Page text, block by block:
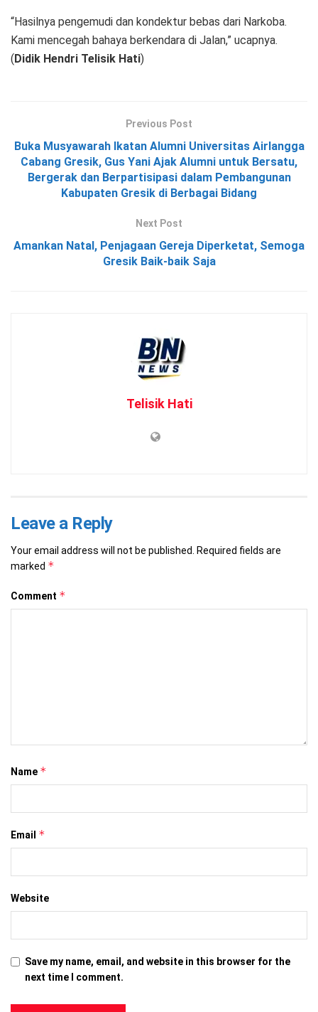
“Hasilnya pengemudi dan kondektur bebas dari Narkoba.
Kami mencegah bahaya berkendara di Jalan,” ucapnya.
(Didik Hendri Telisik Hati)
Previous Post
Buka Musyawarah Ikatan Alumni Universitas Airlangga
Cabang Gresik, Gus Yani Ajak Alumni untuk Bersatu,
Bergerak dan Berpartisipasi dalam Pembangunan
Kabupaten Gresik di Berbagai Bidang
Next Post
Amankan Natal, Penjagaan Gereja Diperketat, Semoga
Gresik Baik-baik Saja
Telisik Hati
Leave a Reply
Your email address will not be published.
Required fields are
marked *
Comment *
Name *
Email *
Website
Save my name, email, and website in this browser for the
next time I comment.